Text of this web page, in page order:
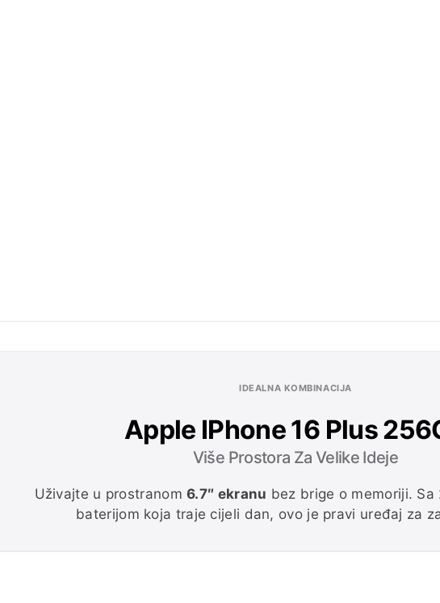
IDEALNA KOMBINACIJA
Apple IPhone 16 Plus
Više Prostora Za Velike Ideje
Uživajte u prostranom6.7″ ekranu bez brige o memoriji. Sa
baterijom koja traje cijeli dan, ovo je pravi uređaj za